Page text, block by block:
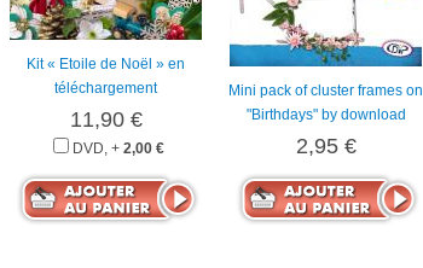
Kit « Etoile de Noël » en
téléchargement
11,90 €
DVD, + 2,00 €
Mini pack of cluster frames on
"Birthdays" by download
2,95 €